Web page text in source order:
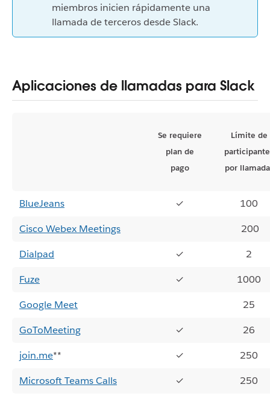
miembros inicien rápidamente una
llamada de terceros desde Slack.
Aplicaciones de llamadas para Slack
Se requiere
plan de
pago
Límite de
por
BlueJeans ✓
100
Cisco Webex Meetings
200
Dialpad
✓
2
Fuze
✓
1000
Google Meet
25
GoToMeeting
✓
26
join.me** ✓
250
Microsoft Teams Calls
✓
250